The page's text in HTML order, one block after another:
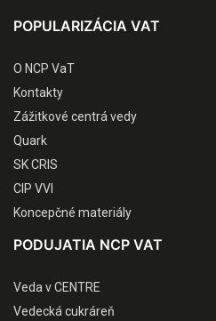
POPULARIZÁCIA VAT
O NCP VaT
Kontakty
Zážitkové centrá vedy
Quark
SK CRIS
CIP VVI
Koncepčné materiály
PODUJATIA NCP VAT
Veda v CENTRE
Vedecká cukráreň